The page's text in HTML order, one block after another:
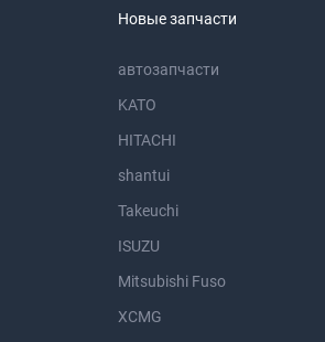
Новые запчасти
автозапчасти
KATO
HITACHI
shantui
Takeuchi
ISUZU
Mitsubishi Fuso
XCMG